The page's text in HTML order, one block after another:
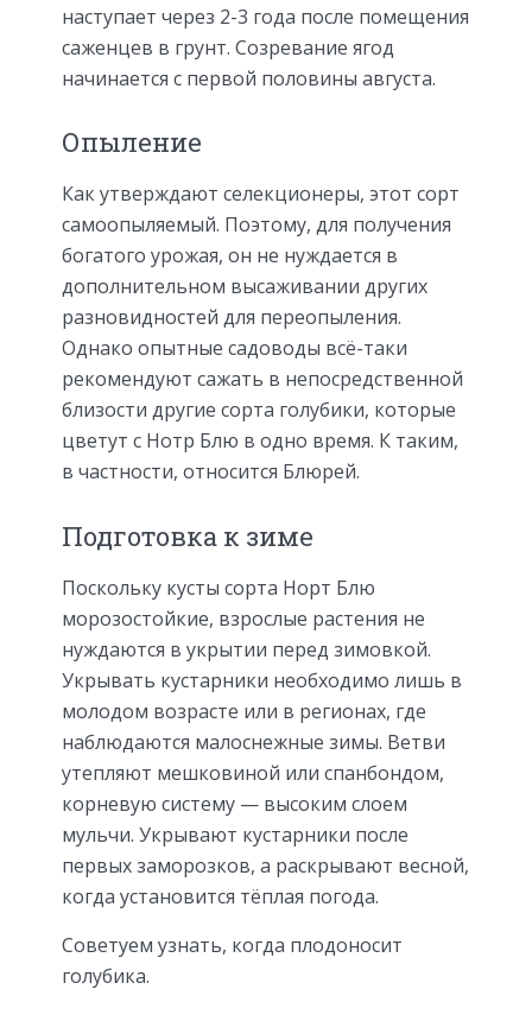
наступает через 2-3 года после помещения
саженцев в грунт. Созревание ягод
начинается с первой половины августа.
Опыление
Как утверждают селекционеры, этот сорт
самоопыляемый. Поэтому, для получения
богатого урожая, он не нуждается в
дополнительном высаживании других
разновидностей для переопыления.
Однако опытные садоводы всё-таки
рекомендуют сажать в непосредственной
близости другие сорта голубики, которые
цветут с Нотр Блю в одно время. К таким,
в частности, относится Блюрей.
Подготовка к зиме
Поскольку кусты сорта Норт Блю
морозостойкие, взрослые растения не
нуждаются в укрытии перед зимовкой.
Укрывать кустарники необходимо лишь в
молодом возрасте или в регионах, где
наблюдаются малоснежные зимы. Ветви
утепляют мешковиной или спанбондом,
корневую систему — высоким слоем
мульчи. Укрывают кустарники после
первых заморозков, а раскрывают весной,
когда установится тёплая погода.
Советуем узнать, когда плодоносит
голубика.